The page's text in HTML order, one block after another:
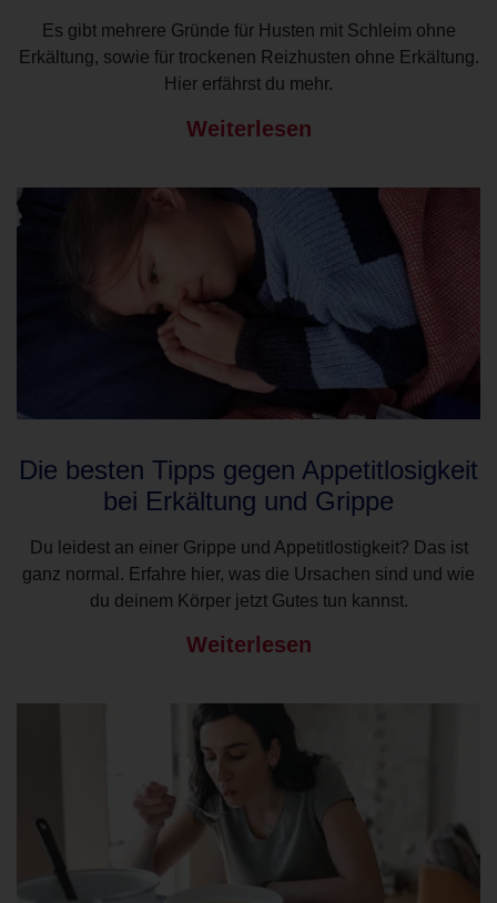
Es gibt mehrere Gründe für Husten mit Schleim ohne
Erkältung, sowie für trockenen Reizhusten ohne Erkältung.
Hier erfährst du mehr.
Weiterlesen
Die besten Tipps gegen Appetitlosigkeit
bei Erkältung und Grippe
Du leidest an einer Grippe und Appetitlostigkeit? Das ist
ganz normal. Erfahre hier, was die Ursachen sind und wie
du deinem Körper jetzt Gutes tun kannst.
Weiterlesen